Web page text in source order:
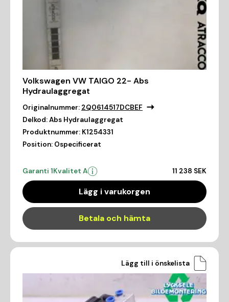
Volkswagen VW TAIGO 22- Abs
Hydraulaggregat
Originalnummer: 2Q0614517DCBEF
Delkod:Abs Hydraulaggregat
Produktnummer: K1254331
Position: Ospecificerat
Garanti 1Kvalitet A 11 238 SEK
Lägg i varukorgen
Betala och hämta
Lägg till i önskelista